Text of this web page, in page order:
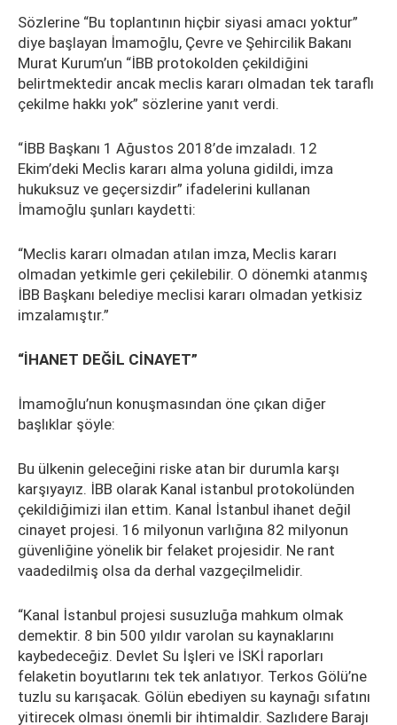
Sözlerine “Bu toplantının hiçbir siyasi amacı yoktur”
diye başlayan İmamoğlu, Çevre ve Şehircilik Bakanı
Murat Kurum’un “İBB protokolden çekildiğini
belirtmektedir ancak meclis kararı olmadan tek taraflı
çekilme hakkı yok” sözlerine yanıt verdi.
“İBB Başkanı 1 Ağustos 2018’de imzaladı. 12
Ekim’deki Meclis kararı alma yoluna gidildi, imza
hukuksuz ve geçersizdir” ifadelerini kullanan
İmamoğlu şunları kaydetti:
“Meclis kararı olmadan atılan imza, Meclis kararı
olmadan yetkimle geri çekilebilir. O dönemki atanmış
İBB Başkanı belediye meclisi kararı olmadan yetkisiz
imzalamıştır.”
“İHANET DEĞİL CİNAYET”
İmamoğlu’nun konuşmasından öne çıkan diğer
başlıklar şöyle:
Bu ülkenin geleceğini riske atan bir durumla karşı
karşıyayız. İBB olarak Kanal istanbul protokolünden
çekildiğimizi ilan ettim. Kanal İstanbul ihanet değil
cinayet projesi. 16 milyonun varlığına 82 milyonun
güvenliğine yönelik bir felaket projesidir. Ne rant
vaadedilmiş olsa da derhal vazgeçilmelidir.
“Kanal İstanbul projesi susuzluğa mahkum olmak
demektir. 8 bin 500 yıldır varolan su kaynaklarını
kaybedeceğiz. Devlet Su İşleri ve İSKİ raporları
felaketin boyutlarını tek tek anlatıyor. Terkos Gölü’ne
tuzlu su karışacak. Gölün ebediyen su kaynağı sıfatını
yitirecek olması önemli bir ihtimaldir. Sazlıdere Barajı